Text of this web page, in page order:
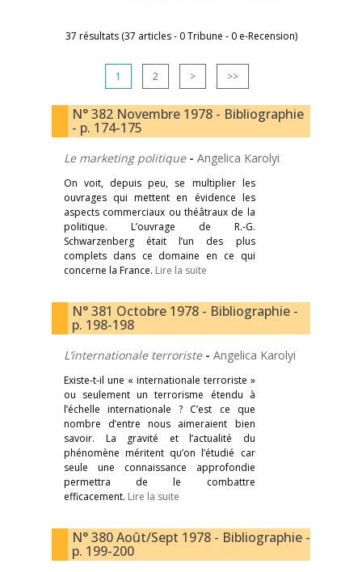
37 résultats (37 articles - 0 Tribune - 0 e-Recension)
1 2 > >>
N° 382 Novembre 1978 - Bibliographie
- p. 174-175
Le marketing politique - Angelica Karolyi
On voit, depuis peu, se multiplier les
ouvrages qui mettent en évidence les
aspects commerciaux ou théâtraux de la
politique. L’ouvrage de R.-G.
Schwarzenberg était l’un des plus
complets dans ce domaine en ce qui
concerne la France. Lire la suite
N° 381 Octobre 1978 - Bibliographie -
p. 198-198
L’internationale terroriste - Angelica Karolyi
Existe-t-il une « internationale terroriste »
ou seulement un terrorisme étendu à
l’échelle internationale ? C’est ce que
nombre d’entre nous aimeraient bien
savoir. La gravité et l’actualité du
phénomène méritent qu’on l’étudié car
seule une connaissance approfondie
permettra de le combattre
efficacement. Lire la suite
N° 380 Août/Sept 1978 - Bibliographie -
p. 199-200